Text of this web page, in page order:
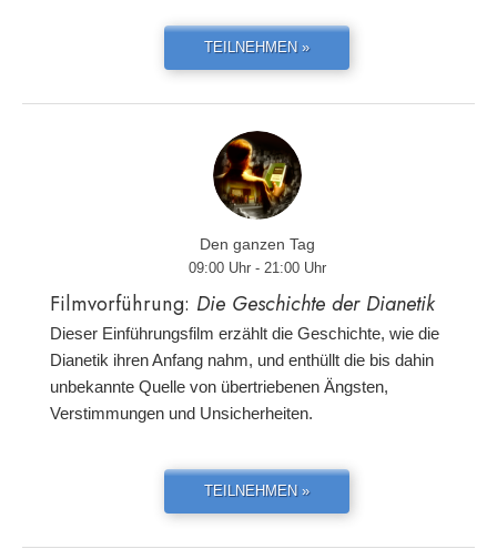
TEILNEHMEN »
Den ganzen Tag
09:00 Uhr - 21:00 Uhr
Filmvorführung: Die Geschichte der Dianetik
Dieser Einführungsfilm erzählt die Geschichte, wie die
Dianetik ihren Anfang nahm, und enthüllt die bis dahin
unbekannte Quelle von übertriebenen Ängsten,
Verstimmungen und Unsicherheiten.
TEILNEHMEN »